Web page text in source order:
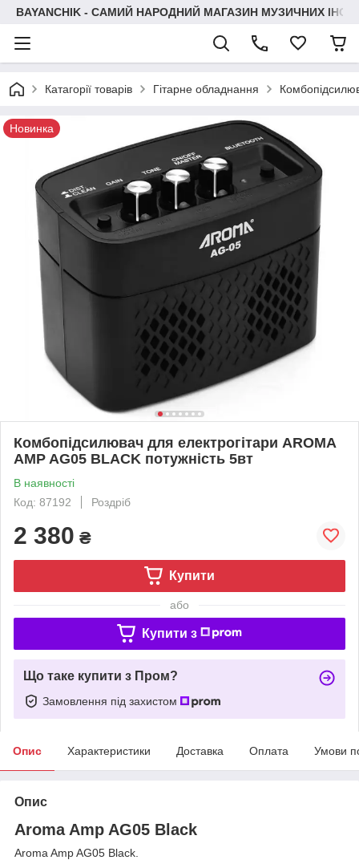
BAYANCHIK - САМИЙ НАРОДНИЙ МАГАЗИН МУЗИЧНИХ
Катагорії товарів Гітарне обладнання
Новинка
Комбопідсилювач для електрогітари AROMA
AMP AG05 BLACK потужність 5вт
В наявності
Код: 87192
Роздріб
2 380 ₴
Купити
або
Купити з
Що таке купити з Пром?
Замовлення під захистом
Опис Характеристики Доставка Оплата Умови
Опис
Aroma Amp AG05 Black
Aroma Amp AG05 Black.